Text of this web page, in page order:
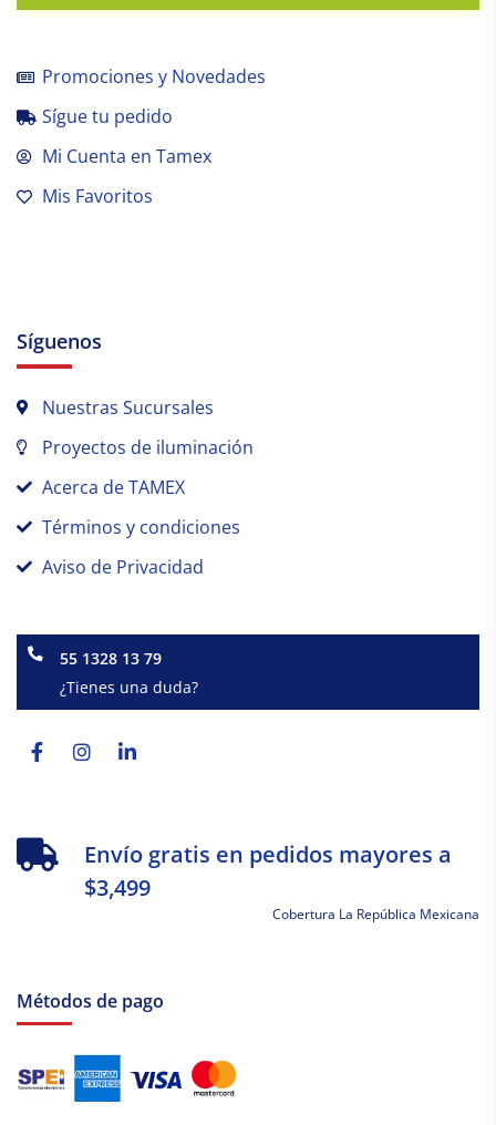
Promociones y Novedades
Sígue tu pedido
Mi Cuenta en Tamex
Mis Favoritos
Síguenos
Nuestras Sucursales
Proyectos de iluminación
Acerca de TAMEX
Términos y condiciones
Aviso de Privacidad
55 1328 13 79
¿Tienes una duda?
f
Envío gratis en pedidos mayores a
$3,499
Cobertura La República Mexicana
Métodos de pago